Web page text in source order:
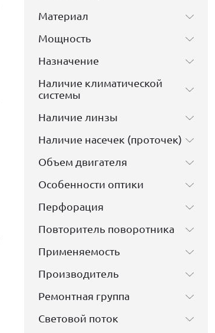
Материал
Мощность
Назначение
Наличие климатической
системы
Наличие линзы
Наличие насечек (проточек)
Объем двигателя
Особенности оптики
Перфорация
Повторитель поворотника
Применяемость
Производитель
Ремонтная группа
Световой поток